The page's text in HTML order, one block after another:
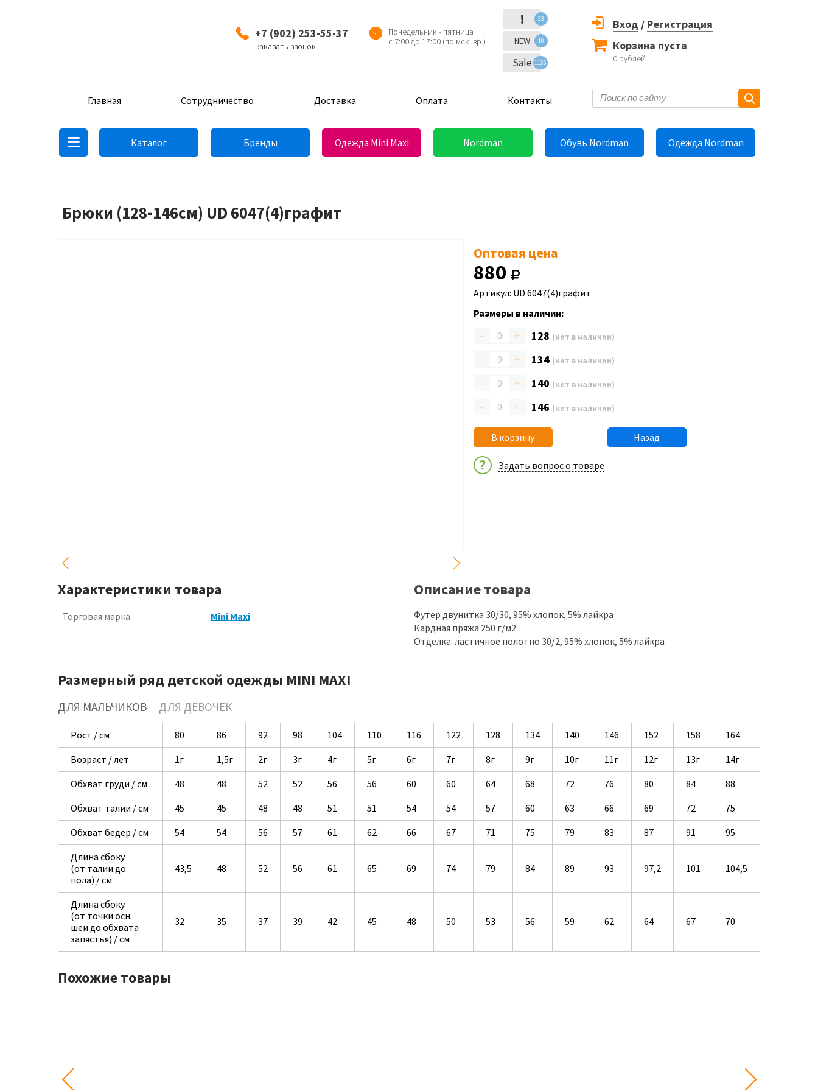
+7 (902) 253-55-37
Заказать звонок
Понедельник - пятница
с 7:00 до 17:00 (по мск. вр.)
! 23
NEW 10
Sale 1136
Вход / Регистрация
Корзина пуста
0 рублей
Главная Сотрудничество Доставка Оплата Контакты
Каталог Бренды Одежда Mini Maxi Nordman Обувь Nordman Одежда Nordman
Брюки (128-146см) UD 6047(4)графит
Оптовая цена
880
Артикул: UD 6047(4)графит
Размеры в наличии:
– + 128 (нет в наличии)
– + 134 (нет в наличии)
– + 140 (нет в наличии)
– + 146 (нет в наличии)
В корзину Назад
Задать вопрос о товаре
Характеристики товара
Торговая марка: Mini Maxi
Описание товара
Футер двунитка 30/30, 95% хлопок, 5% лайкра
Кардная пряжа 250 г/м2
Отделка: ластичное полотно 30/2, 95% хлопок, 5% лайкра
Размерный ряд детской одежды MINI MAXI
ДЛЯ МАЛЬЧИКОВ ДЛЯ ДЕВОЧЕК
Рост / см 80 86 92 98 104 110 116 122 128 134 140 146 152 158
164
Возраст / лет
1г 1,5г 2г 3г 4г 5г 6г 7г 8г 9г 10г 11г 12г 13г
14г
Обхват груди / см
48 48 52 52 56 56 60 60 64 68 72 76 80 84
88
Обхват талии / см
45 45 48 48 51 51 54 54 57 60 63 66 69 72
75
Обхват бедер / см
54 54 56 57 61 62 66 67 71 75 79 83 87 91
95
Длина сбоку
(от талии до
пола) / см
43,5 48 52 56 61 65 69 74 79 84 89 93 97,2 101 104,5
Длина сбоку
(от точки осн.
шеи до обхвата
запястья) / см
32 35 37 39 42 45 48 50 53 56 59 62 64 67 70
Похожие товары